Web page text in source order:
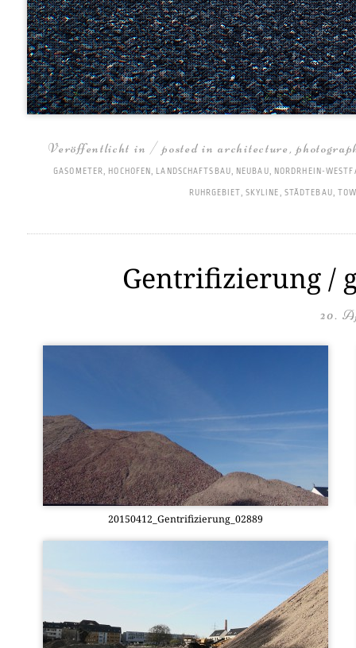
Veröffentlicht in / posted inarchitecture,
GASOMETER, HOCHOFEN, LANDSCHAFTSBAU, NEUBAU, NORDRHEIN-
RUHRGEBIET, SKYLINE, STÄDTEBAU,
Gentrifizierung /
20.
20150412_Gentrifizierung_02889